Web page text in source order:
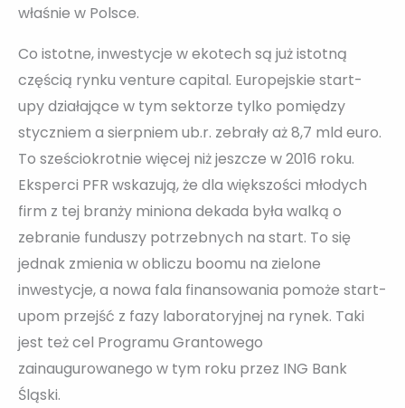
właśnie w Polsce.
Co istotne, inwestycje w ekotech są już istotną
częścią rynku venture capital. Europejskie start-
upy działające w tym sektorze tylko pomiędzy
styczniem a sierpniem ub.r. zebrały aż 8,7 mld euro.
To sześciokrotnie więcej niż jeszcze w 2016 roku.
Eksperci PFR wskazują, że dla większości młodych
firm z tej branży miniona dekada była walką o
zebranie funduszy potrzebnych na start. To się
jednak zmienia w obliczu boomu na zielone
inwestycje, a nowa fala finansowania pomoże start-
upom przejść z fazy laboratoryjnej na rynek. Taki
jest też cel Programu Grantowego
zainaugurowanego w tym roku przez ING Bank
Śląski.